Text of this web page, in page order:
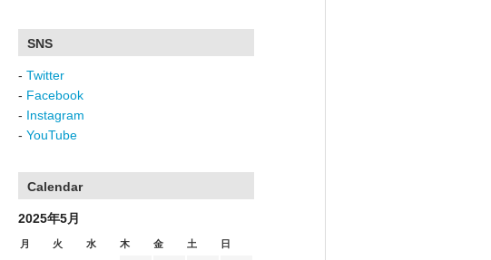
SNS
- Twitter
- Facebook
- Instagram
- YouTube
Calendar
2025年5月
月 火 水 木 金 土 日